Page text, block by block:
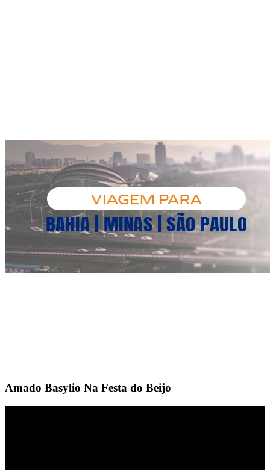
Amado Basylio Na Festa do Beijo